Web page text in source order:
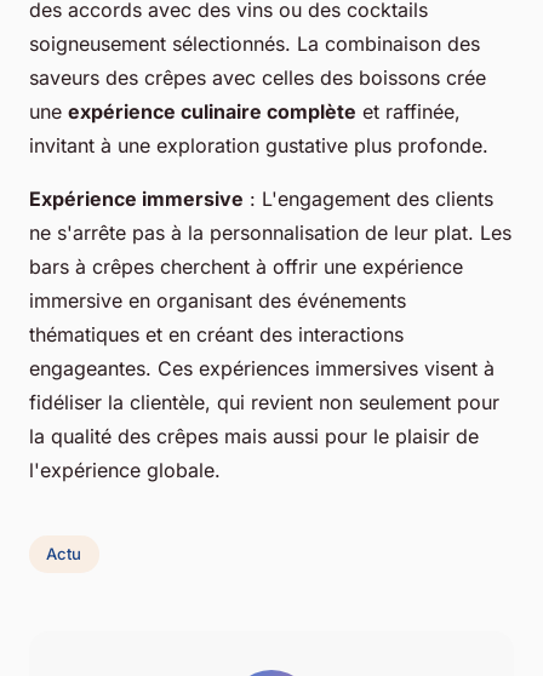
des accords avec des vins ou des cocktails
soigneusement sélectionnés. La combinaison des
saveurs des crêpes avec celles des boissons crée
une expérience culinaire complète et raffinée,
invitant à une exploration gustative plus profonde.
Expérience immersive : L'engagement des clients
ne s'arrête pas à la personnalisation de leur plat. Les
bars à crêpes cherchent à offrir une expérience
immersive en organisant des événements
thématiques et en créant des interactions
engageantes. Ces expériences immersives visent à
fidéliser la clientèle, qui revient non seulement pour
la qualité des crêpes mais aussi pour le plaisir de
l'expérience globale.
Actu